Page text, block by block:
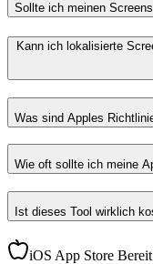
Sollte ich meinen
Kann ich lokalisierte
Was sind Apples
Wie oft sollte ich meine
Ist dieses Tool wirklich
iOS App Store Bereit